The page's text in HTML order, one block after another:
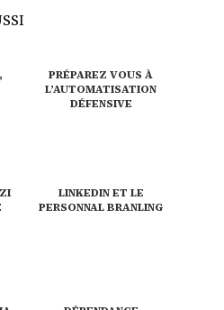
PRÉPAREZ VOUS À
L’AUTOMATISATION
DÉFENSIVE
LINKEDIN ET LE
PERSONNAL BRANLING